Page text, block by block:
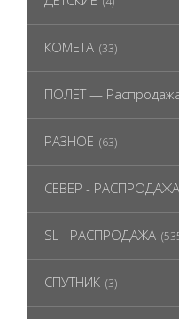
КОМЕТА (33)
ПОЛЕТ —
РАЗНОЕ (63)
СЕВЕР - РАСПРОДАЖА
SL - РАСПРОДАЖА
СПУТНИК (3)